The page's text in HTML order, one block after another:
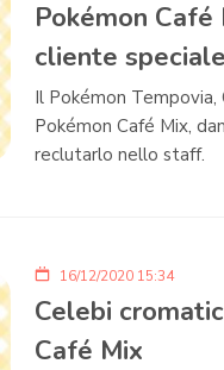
Pokémon
cliente speciale
Il Pokémon
Pokémon Café Mix,
reclutarlo nello staff.
16/12/2020 15:34
Celebi
Café Mix